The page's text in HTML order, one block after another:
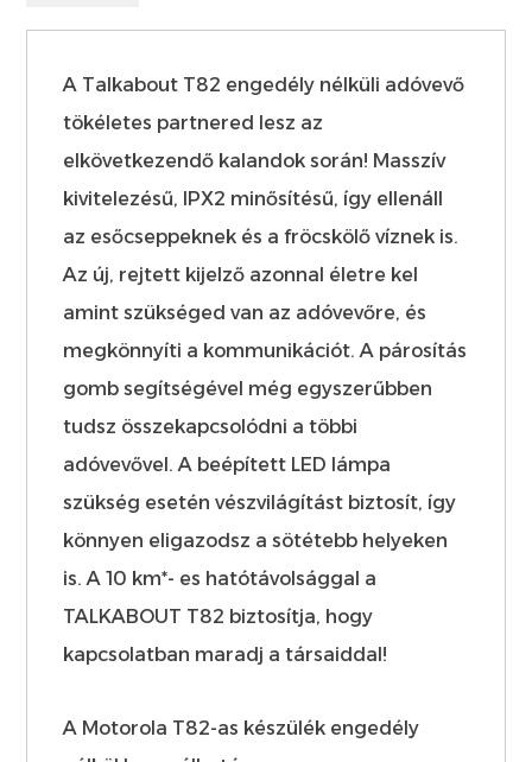
A Talkabout T82 engedély nélküli adóvevő
tökéletes partnered lesz az
elkövetkezendő kalandok során! Masszív
kivitelezésű, IPX2 minősítésű, így ellenáll
az esőcseppeknek és a fröcskölő víznek is.
Az új, rejtett kijelző azonnal életre kel
amint szükséged van az adóvevőre, és
megkönnyíti a kommunikációt. A párosítás
gomb segítségével még egyszerűbben
tudsz összekapcsolódni a többi
adóvevővel. A beépített LED lámpa
szükség esetén vészvilágítást biztosít, így
könnyen eligazodsz a sötétebb helyeken
is. A 10 km*- es hatótávolsággal a
TALKABOUT T82 biztosítja, hogy
kapcsolatban maradj a társaiddal!
A Motorola T82-as készülék engedély